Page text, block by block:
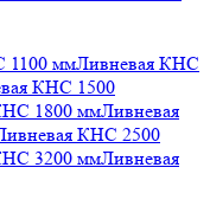
1100 ммЛивневая КНС
КНС 1500
1800 ммЛивневая
КНС 2500
3200 ммЛивневая